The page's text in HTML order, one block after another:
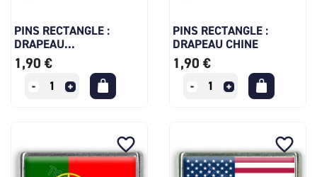
PINS RECTANGLE :
DRAPEAU...
1,90 €
PINS RECTANGLE :
DRAPEAU CHINE
1,90 €
favorite_border favorite_border